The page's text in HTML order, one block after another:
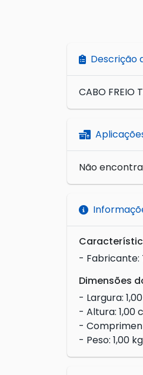
Descrição
CABO FREIO
Não
- Fabricante:
Dimensões
- Largura:
- Altura: 1,00
-
- Peso: 1,00